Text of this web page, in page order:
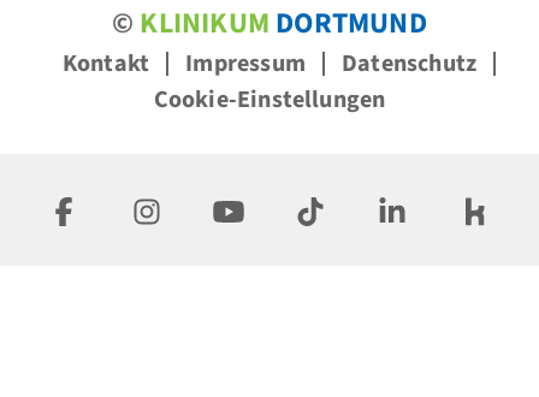
© KLINIKUM DORTMUND
Kontakt Impressum
Datenschutz
Cookie-Einstellungen